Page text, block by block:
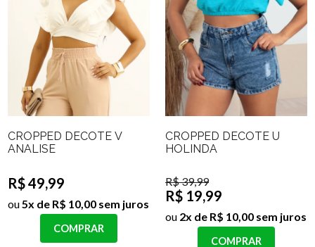
CROPPED DECOTE V
ANALISE
R$ 49,99
ou 5x de R$ 10,00 sem juros
COMPRAR
CROPPED DECOTE U
HOLINDA
R$ 39,99
R$ 19,99
ou 2x de R$ 10,00 sem juros
COMPRAR